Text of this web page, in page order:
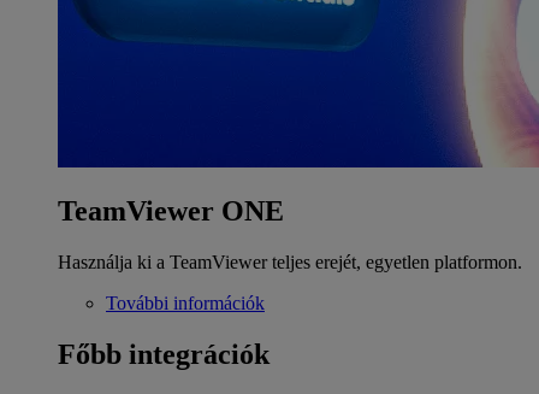
TeamViewer ONE
Használja ki a TeamViewer teljes erejét, egyetlen platformon.
További információk
Főbb integrációk